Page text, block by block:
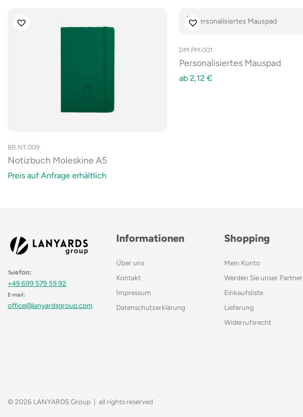
BR.NT.009
Notizbuch Moleskine A5
Preis auf Anfrage erhältlich
DM.PM.001
Personalisiertes Mauspad
ab 2,12 €
Telefon:
+49 699 579 59 92
E-mail:
office@lanyardsgroup.com
Informationen
Über uns
Kontakt
Impressum
Datenschutzerklärung
Shopping
Mein Konto
Werden Sie unser Partner
Einkaufsliste
Lieferung
Widerrufsrecht
© 2026 LANYARDS Group | all rights reserved